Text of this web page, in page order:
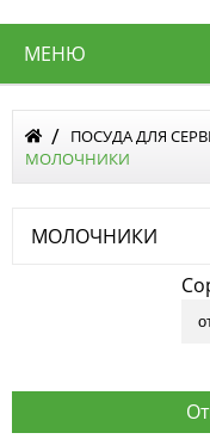
МЕНЮ
ПОСУДА ДЛЯ
МОЛОЧНИКИ
МОЛОЧНИКИ